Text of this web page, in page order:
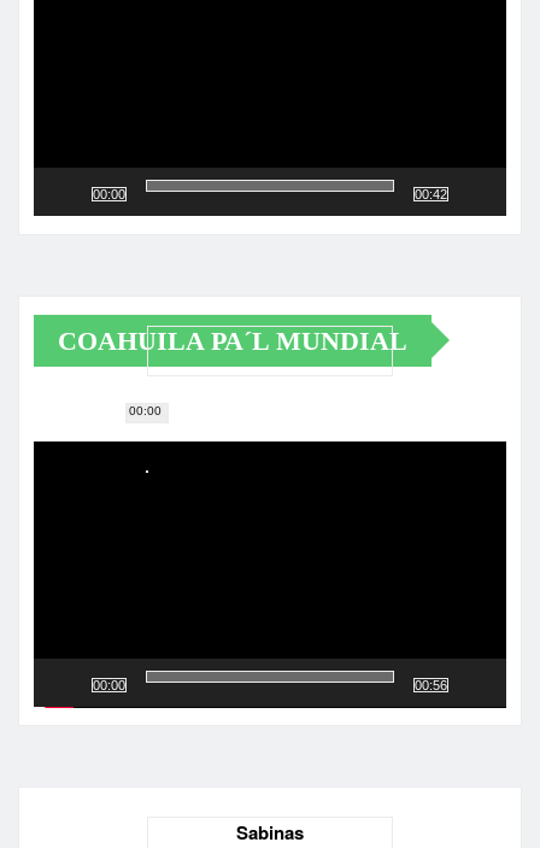
00:00
00:00
00:42
COAHUILA PA´L MUNDIAL
Reproductor
00:00 00:56
Sabinas